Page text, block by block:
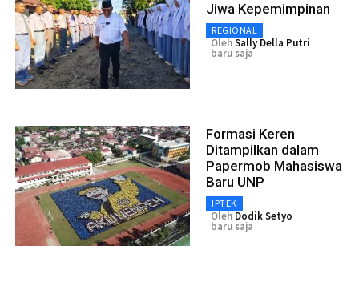
Jiwa Kepemimpinan
REGIONAL
OlehSally Della Putri
baru saja
Formasi Keren
Ditampilkan dalam
Papermob Mahasiswa
Baru UNP
IPTEK
Oleh Dodik Setyo
baru saja